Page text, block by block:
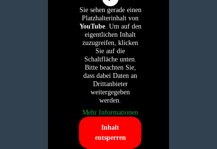
Sie sehen gerade einen
Platzhalterinhalt von
YouTube. Um auf den
eigentlichen Inhalt
zuzugreifen, klicken
Sie auf die
Schaltfläche unten.
Bitte beachten Sie,
dass dabei Daten an
Drittanbieter
weitergegeben
werden.
Mehr Informationen
Inhalt
entsperren